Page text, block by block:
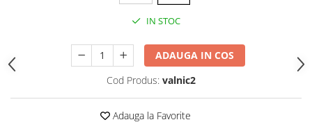
IN STOC
ADAUGA IN COS
Cod Produs: valnic2
Adauga la Favorite